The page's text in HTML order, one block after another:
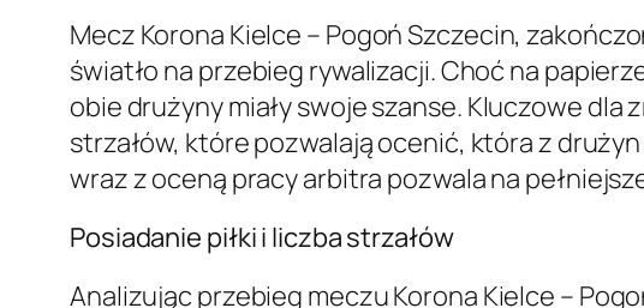
Mecz Korona Kielce – Pogoń Szczecin,
światło na przebieg rywalizacji. Choć na
obie drużyny miały swoje szanse. Kluczowe
strzałów, które pozwalają ocenić, która z
wraz z oceną pracy arbitra pozwala na
Posiadanie piłki i liczba strzałów
Analizując przebieg meczu Korona Kielce –